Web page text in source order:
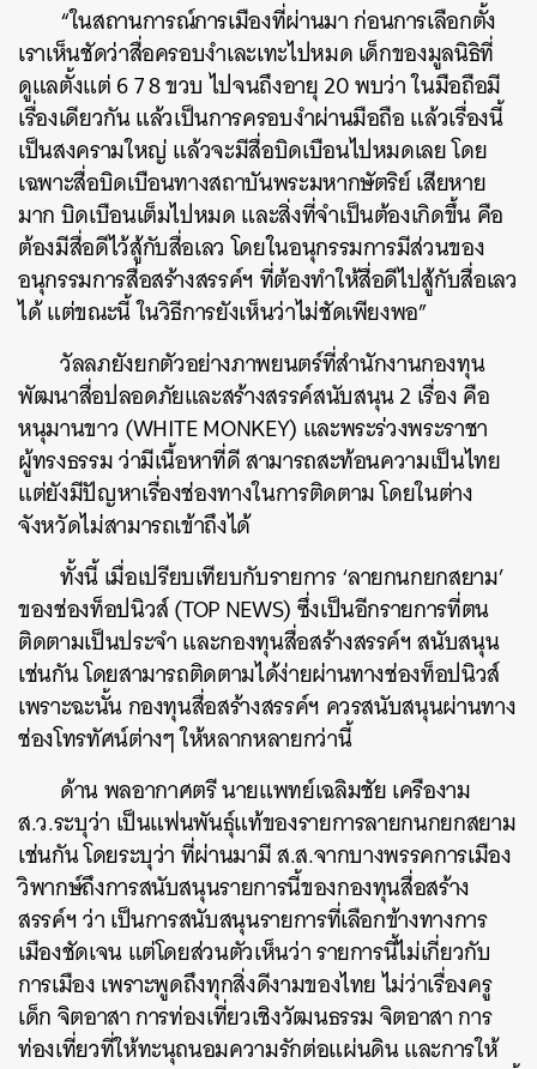
“ในสถานการณ์การเมืองที่ผ่านมา ก่อนการเลือกตั้ง
เราเห็นชัดว่าสื่อครอบงำเละเทะไปหมด เด็กของมูลนิธิที่
ดูแลตั้งแต่ 6 7 8 ขวบ ไปจนถึงอายุ 20 พบว่า ในมือถือมี
เรื่องเดียวกัน แล้วเป็นการครอบงำผ่านมือถือ แล้วเรื่องนี้
เป็นสงครามใหญ่ แล้วจะมีสื่อบิดเบือนไปหมดเลย โดย
เฉพาะสื่อบิดเบือนทางสถาบันพระมหากษัตริย์ เสียหาย
มาก บิดเบือนเต็มไปหมด และสิ่งที่จำเป็นต้องเกิดขึ้น คือ
ต้องมีสื่อดีไว้สู้กับสื่อเลว โดยในอนุกรรมการมีส่วนของ
อนุกรรมการสื่อสร้างสรรค์ฯ ที่ต้องทำให้สื่อดีไปสู้กับสื่อเลว
ได้ แต่ขณะนี้ ในวิธีการยังเห็นว่าไม่ชัดเพียงพอ”
วัลลภยังยกตัวอย่างภาพยนตร์ที่สำนักงานกองทุน
พัฒนาสื่อปลอดภัยและสร้างสรรค์สนับสนุน 2 เรื่อง คือ
หนุมานขาว (WHITE MONKEY) และพระร่วงพระราชา
ผู้ทรงธรรม ว่ามีเนื้อหาที่ดี สามารถสะท้อนความเป็นไทย
แต่ยังมีปัญหาเรื่องช่องทางในการติดตาม โดยในต่าง
จังหวัดไม่สามารถเข้าถึงได้
ทั้งนี้ เมื่อเปรียบเทียบกับรายการ ‘ลายกนกยกสยาม’
ของช่องท็อปนิวส์ (TOP NEWS) ซึ่งเป็นอีกรายการที่ตน
ติดตามเป็นประจำ และกองทุนสื่อสร้างสรรค์ฯ สนับสนุน
เช่นกัน โดยสามารถติดตามได้ง่ายผ่านทางช่องท็อปนิวส์
เพราะฉะนั้น กองทุนสื่อสร้างสรรค์ฯ ควรสนับสนุนผ่านทาง
ช่องโทรทัศน์ต่างๆ ให้หลากหลายกว่านี้
ด้าน พลอากาศตรี นายแพทย์เฉลิมชัย เครืองาม
ส.ว.ระบุว่า เป็นแฟนพันธุ์แท้ของรายการลายกนกยกสยาม
เช่นกัน โดยระบุว่า ที่ผ่านมามี ส.ส.จากบางพรรคการเมือง
วิพากษ์ถึงการสนับสนุนรายการนี้ของกองทุนสื่อสร้าง
สรรค์ฯ​ ว่า เป็นการสนับสนุนรายการที่เลือกข้างทางการ
เมืองชัดเจน แต่โดยส่วนตัวเห็นว่า รายการนี้ไม่เกี่ยวกับ
การเมือง เพราะพูดถึงทุกสิ่งดีงามของไทย ไม่ว่าเรื่องครู
เด็ก จิตอาสา การท่องเที่ยวเชิงวัฒนธรรม จิตอาสา การ
ท่องเที่ยวที่ให้ทะนุถนอมความรักต่อแผ่นดิน และการให้